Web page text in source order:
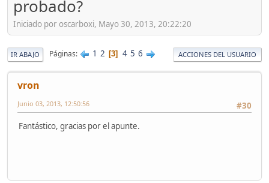
probado?
Iniciado por oscarboxi, Mayo 30, 2013, 20:22:20
IR ABAJO Páginas 1 2 3 4 5 6 ACCIONES DEL USUARIO
vron
#30
Junio 03, 2013, 12:50:56
Fantástico, gracias por el apunte.